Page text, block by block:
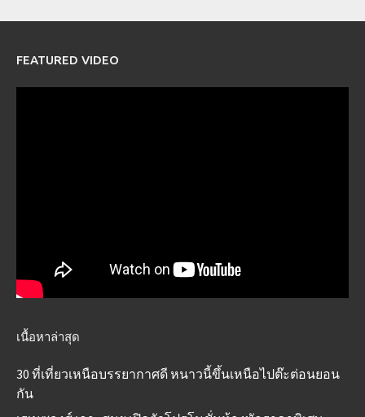
FEATURED VIDEO
เนื้อหาล่าสุด
30 ที่เที่ยวเหนือบรรยากาศดี หนาวนี้ขึ้นเหนือไปต๊ะต่อนยอน
กัน